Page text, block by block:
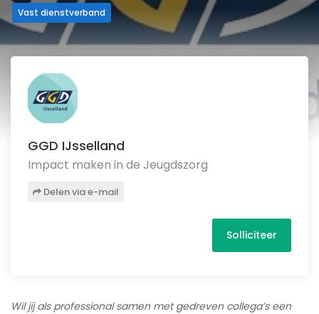
Vast dienstverband
GGD IJsselland
Impact maken in de Jeugdszorg
Delen via e-mail
Solliciteer
Wil jij als professional samen met gedreven collega’s een